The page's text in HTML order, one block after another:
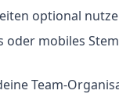
optional
oder mobiles
Team-